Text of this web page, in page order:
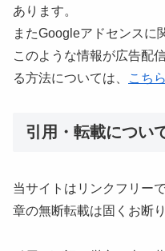
あります。
またGoogleアドセンスに
このような情報が広告配
る方法については、
こちら
引用・転載につい
当サイトはリンクフリー
章の無断転載は固くお断